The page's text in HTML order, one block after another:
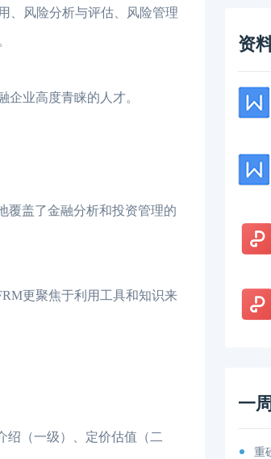
风险分析与评估、风险管理
业高度青睐的人才。
盖了金融分析和投资管理的
更聚焦于利用工具和知识来
（一级）、定价估值（二
资
一
重